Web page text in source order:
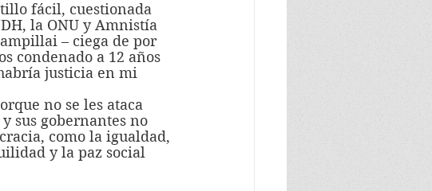
fácil, cuestionada
la ONU y Amnistía
– ciega de por
condenado a 12 años
justicia en mi
sus gobernantes no
como la igualdad,
y la paz social